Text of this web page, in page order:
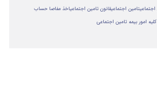
تامین اجتماعیقانون تامین اجتماعیاخذ مفاصا حساب
امور بیمه تامین اجتماعی